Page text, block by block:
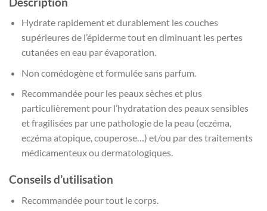
Hydrate rapidement et durablement les couches
supérieures de l’épiderme tout en diminuant les pertes
cutanées en eau par évaporation.
Non comédogène et formulée sans parfum.
Recommandée pour les peaux sèches et plus
particulièrement pour l’hydratation des peaux sensibles
et fragilisées par une pathologie de la peau (eczéma,
eczéma atopique, couperose…) et/ou par des traitements
médicamenteux ou dermatologiques.
Conseils d’utilisation
Recommandée pour tout le corps.